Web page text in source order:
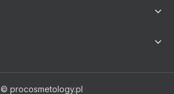
© procosmetology.pl